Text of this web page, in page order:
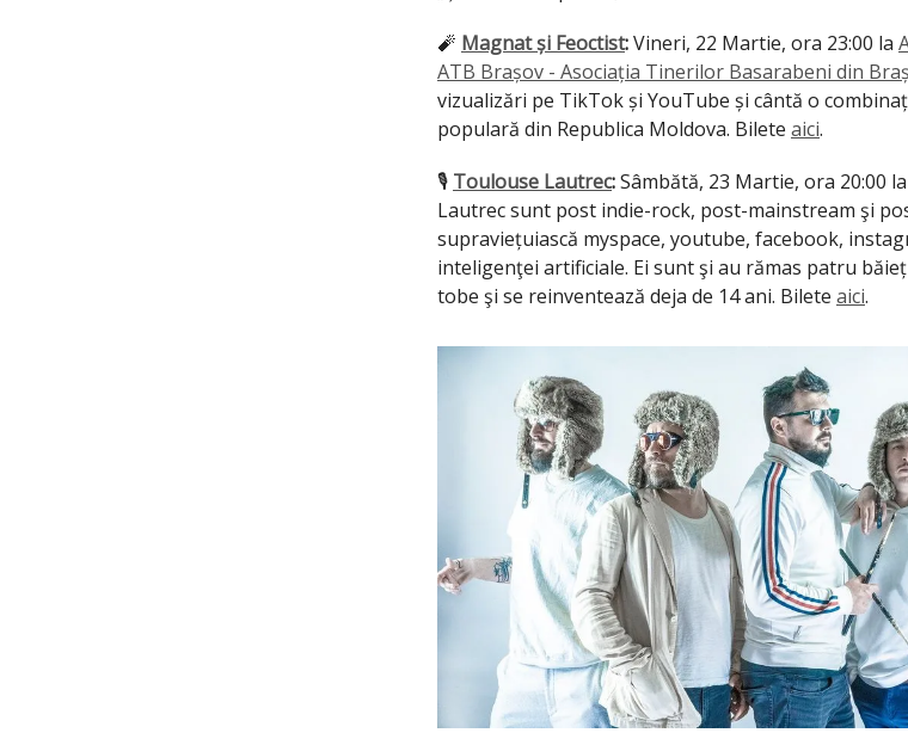
🧨 Magnat și Feoctist:Vineri, 22 Martie, ora 23:00 la
ATB Brașov - Asociația Tinerilor Basarabeni din
vizualizări pe TikTok și YouTube și cântă o
populară din Republica Moldova. Bilete aici.
🎙 Toulouse Lautrec:Sâmbătă, 23 Martie, ora 20:00 la
Lautrec sunt post indie-rock, post-mainstream şi
supraviețuiască myspace, youtube, facebook,
inteligenţei artificiale. Ei sunt şi au rămas patru
tobe şi se reinventează deja de 14 ani. Bilete aici.